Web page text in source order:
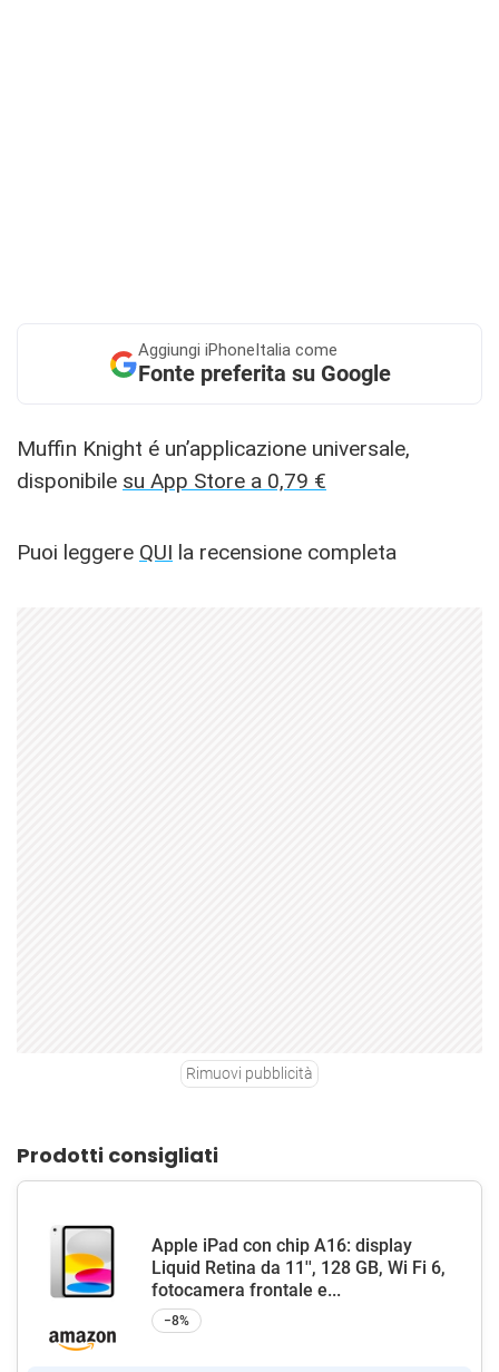
Aggiungi iPhoneItalia come
Fonte preferita su Google
Muffin Knight é un’applicazione universale,
disponibile su App Store a 0,79 €
Puoi leggere QUI la recensione completa
Rimuovi pubblicità
Prodotti consigliati
Apple iPad con chip A16: display
Liquid Retina da 11'', 128 GB, Wi Fi 6,
fotocamera frontale e...
−8%